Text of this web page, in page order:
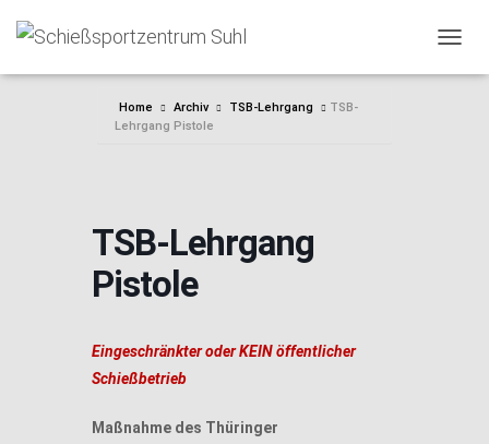
Home Archiv TSB-Lehrgang
TSB-
Lehrgang Pistole
TSB-Lehrgang
Pistole
Eingeschränkter oder KEIN öffentlicher
Schießbetrieb
Maßnahme des Thüringer